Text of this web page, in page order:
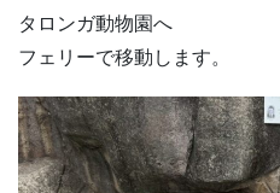
タロンガ動物園へ
フェリーで移動します。